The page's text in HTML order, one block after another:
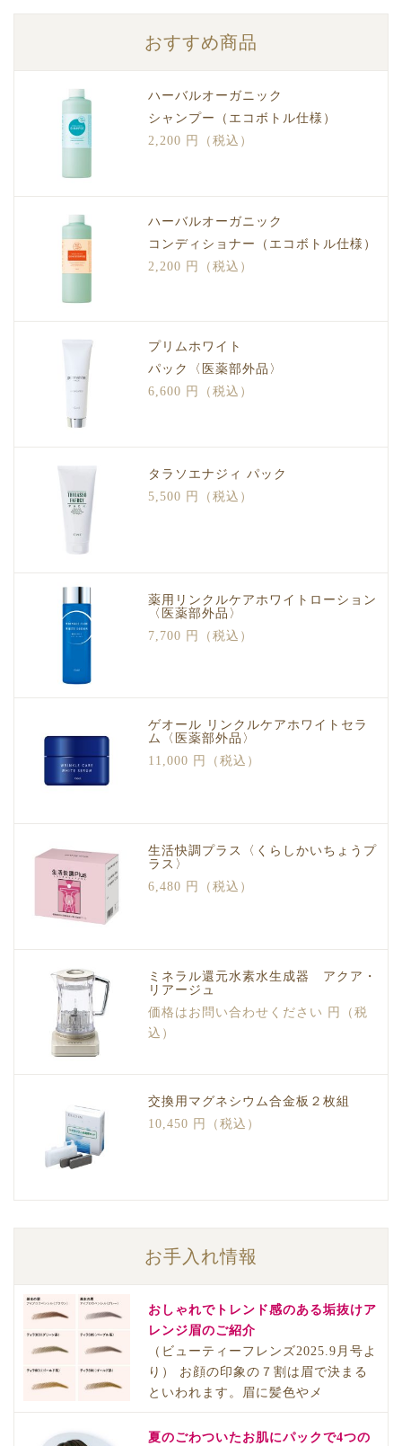
おすすめ商品
ハーバルオーガニック
シャンプー（エコボトル仕様）
2,200 円（税込）
ハーバルオーガニック
コンディショナー（エコボトル仕様）
2,200 円（税込）
プリムホワイト
パック〈医薬部外品〉
6,600 円（税込）
タラソエナジィ パック
5,500 円（税込）
薬用リンクルケアホワイトローション
〈医薬部外品〉
7,700 円（税込）
ゲオール リンクルケアホワイトセラ
ム〈医薬部外品〉
11,000 円（税込）
生活快調プラス〈くらしかいちょうプ
ラス〉
6,480 円（税込）
ミネラル還元水素水生成器 アクア・
リアージュ
価格はお問い合わせください 円（税
込）
交換用マグネシウム合金板２枚組
10,450 円（税込）
お手入れ情報
おしゃれでトレンド感のある垢抜けア
レンジ眉のご紹介
（ビューティーフレンズ2025.9月号よ
り） お顔の印象の７割は眉で決まる
といわれます。眉に髪色やメ
夏のごわついたお肌にパックで4つの